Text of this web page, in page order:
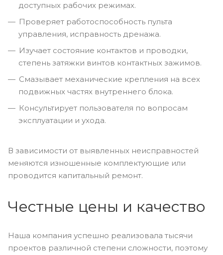
доступных рабочих режимах.
Проверяет работоспособность пульта
управления, исправность дренажа.
Изучает состояние контактов и проводки,
степень затяжки винтов контактных зажимов.
Смазывает механические крепления на всех
подвижных частях внутреннего блока.
Консультирует пользователя по вопросам
эксплуатации и ухода.
В зависимости от выявленных неисправностей
меняются изношенные комплектующие или
проводится капитальный ремонт.
Честные цены и качество
Наша компания успешно реализовала тысячи
проектов различной степени сложности, поэтому